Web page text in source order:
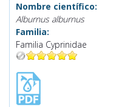
Nombre científico:
Alburnus alburnus
Familia:
Familia Cyprinidae